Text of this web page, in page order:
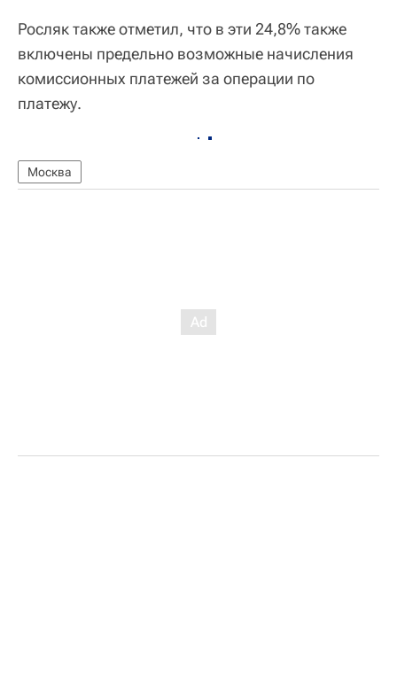
Росляк также отметил, что в эти 24,8% также
включены предельно возможные начисления
комиссионных платежей за операции по
платежу.
Москва